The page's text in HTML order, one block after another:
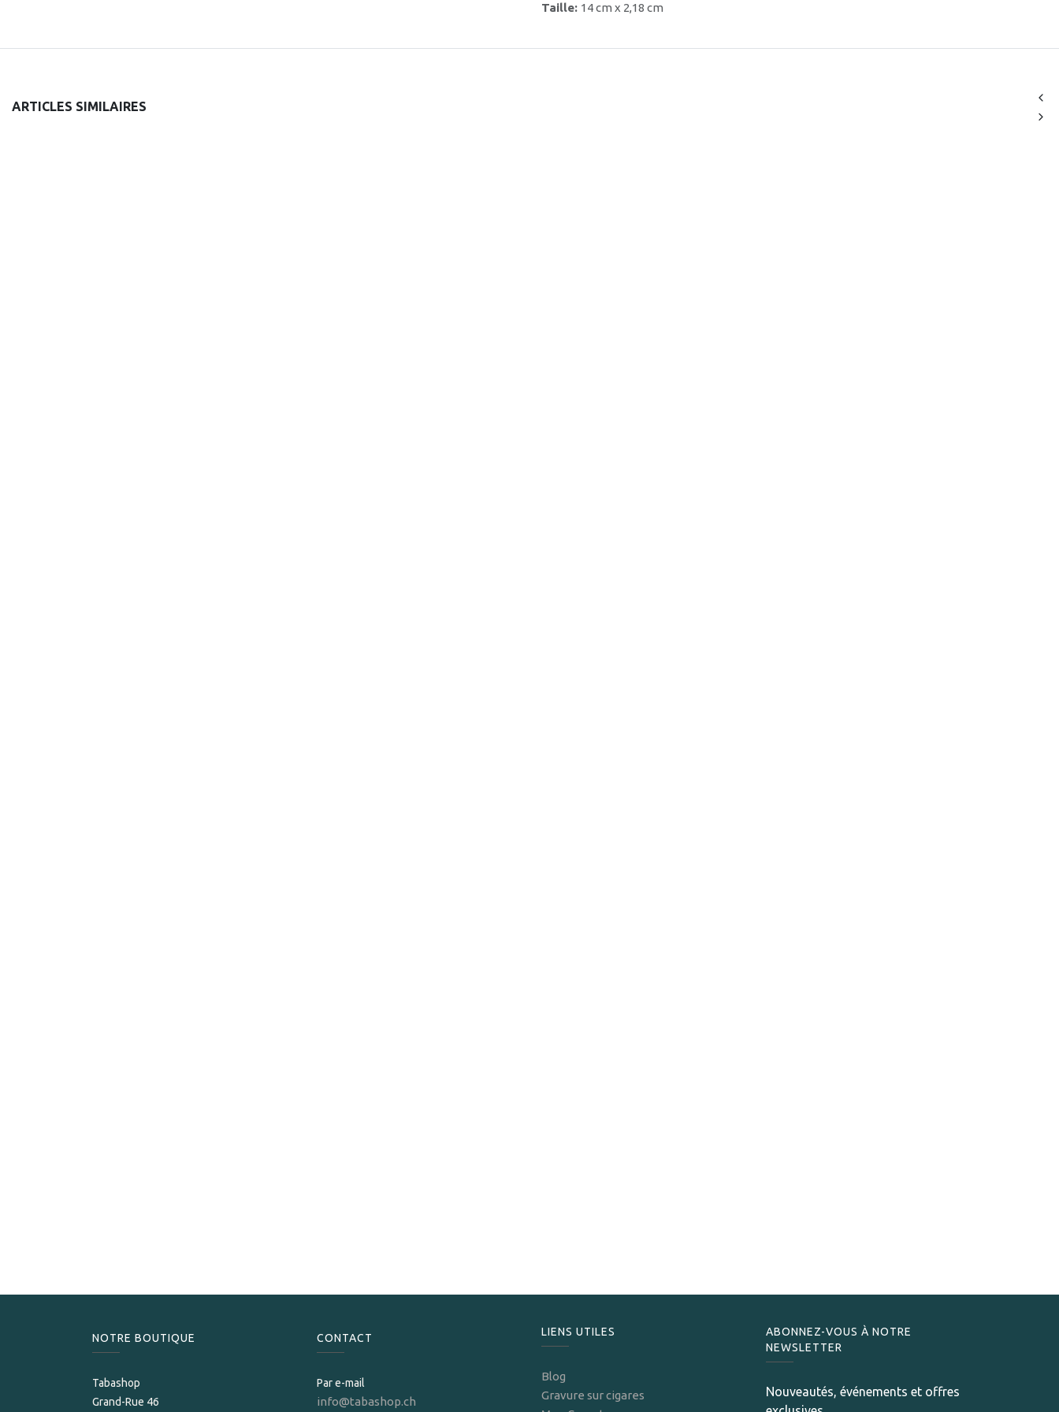
Taille: 14 cm x 2,18 cm
ARTICLES SIMILAIRES
NOTRE BOUTIQUE
Tabashop
Grand-Rue 46
CONTACT
Par e-mail
info@tabashop.ch
LIENS UTILES
Blog
Gravure sur cigares
ABONNEZ-VOUS À NOTRE
NEWSLETTER
Nouveautés, événements et offres